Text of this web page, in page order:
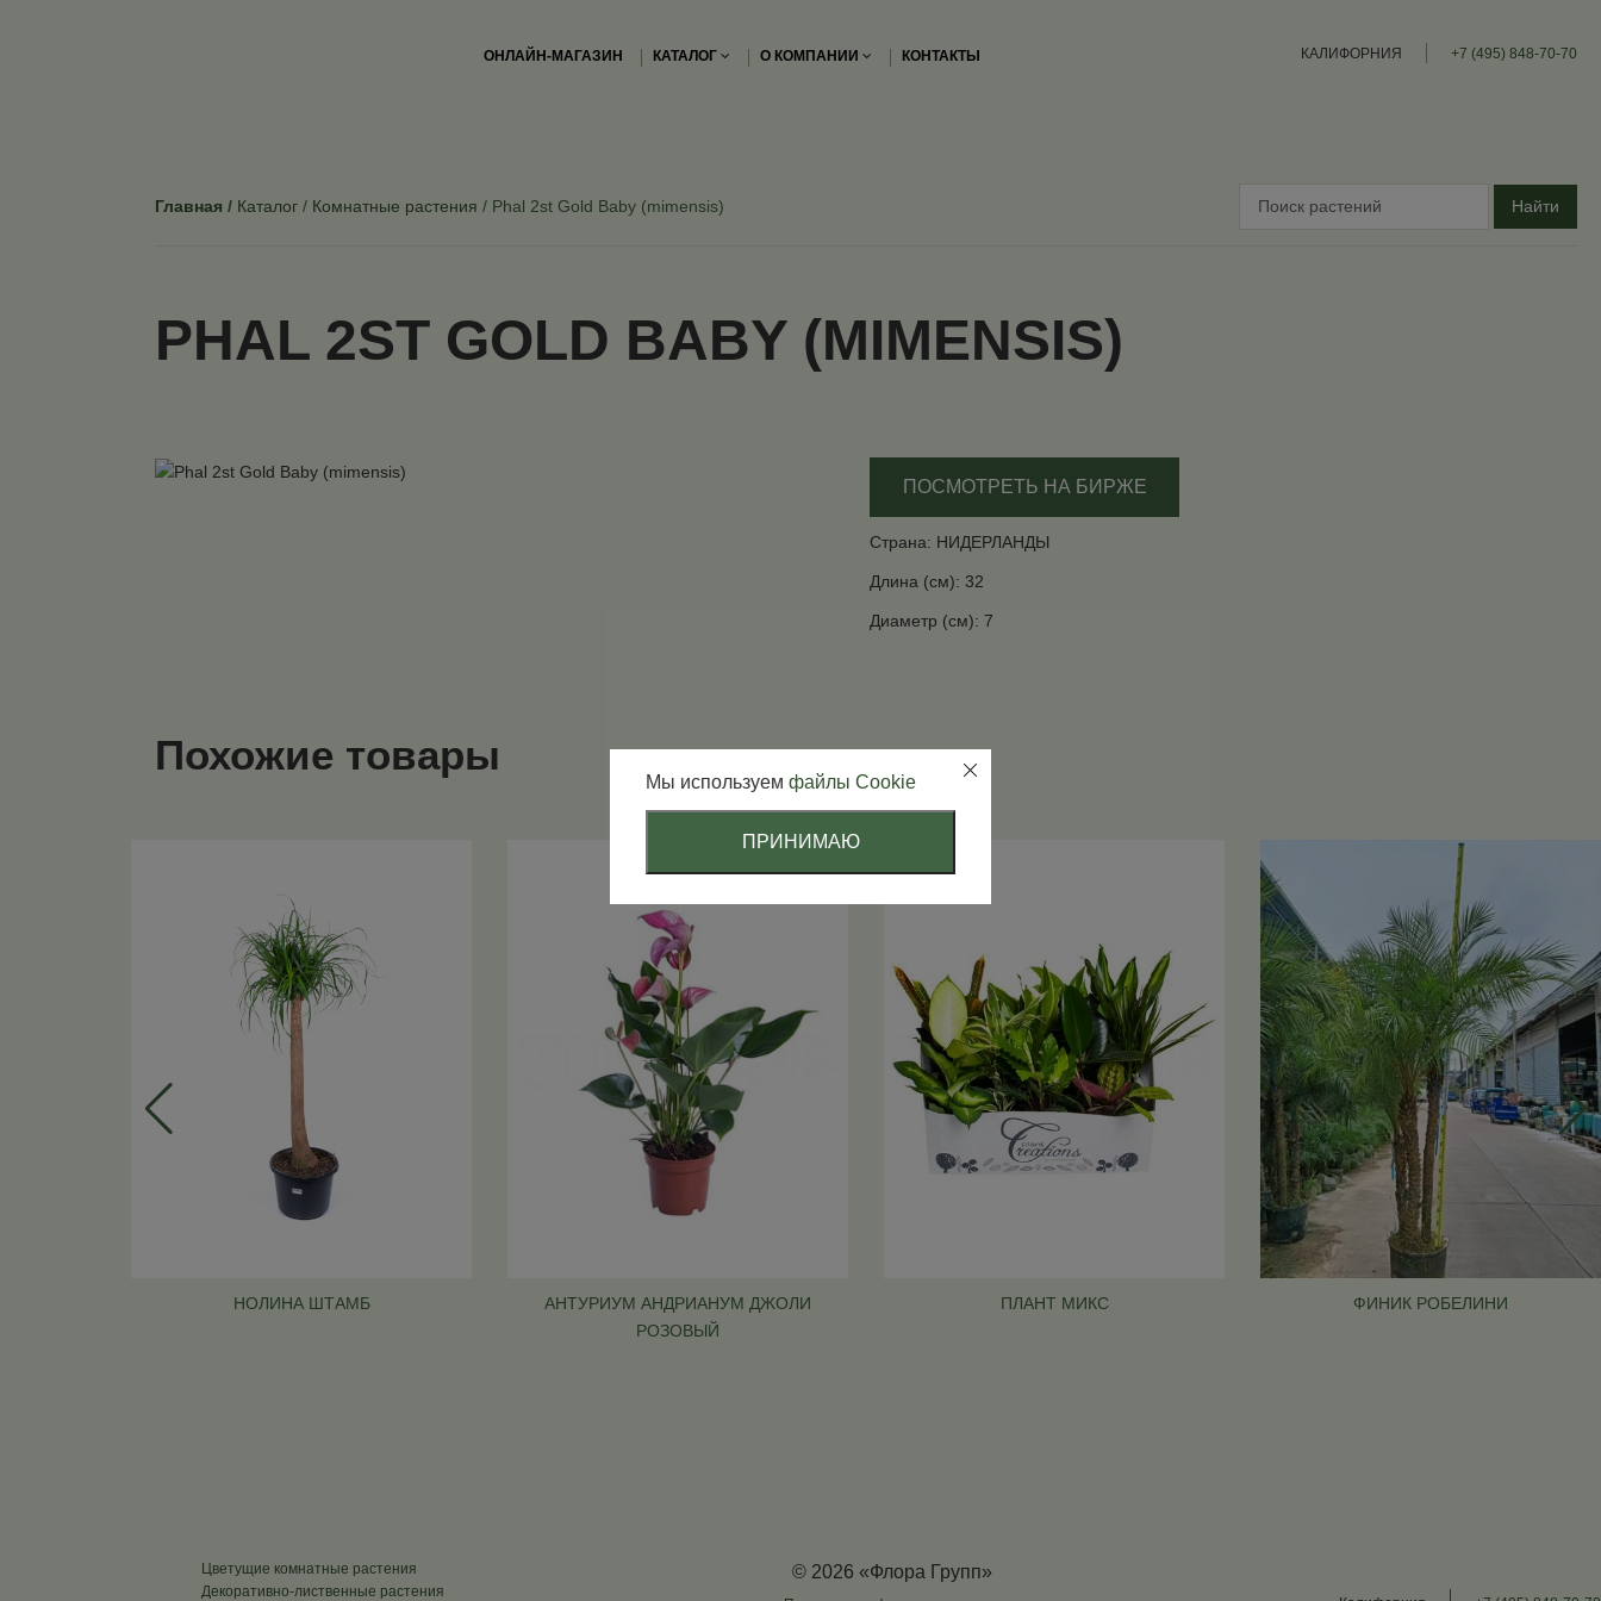
ОНЛАЙН-МАГАЗИН КАТАЛОГ О КОМПАНИИ КОНТАКТЫ КАЛИФОРНИЯ +7 (495) 848-70-70
Главная Каталог Комнатные растения Phal 2st Gold Baby (mimensis) Найти
PHAL 2ST GOLD BABY (MIMENSIS)
ПОСМОТРЕТЬ НА БИРЖЕ
Страна: НИДЕРЛАНДЫ
Длина (см): 32
Диаметр (см): 7
Похожие товары
НОЛИНА ШТАМБ
АНТУРИУМ АНДРИАНУМ ДЖОЛИ
РОЗОВЫЙ
ПЛАНТ МИКС ФИНИК РОБЕЛИНИ
Цветущие комнатные растения
Декоративно-лиственные растения
© 2026 «Флора Групп»
Мы используем файлы Cookie
ПРИНИМАЮ